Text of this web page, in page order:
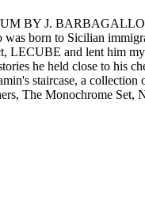
BY J.
born to Sicilian
LECUBE and lent him
he held close to his
staircase, a
The Monochrome